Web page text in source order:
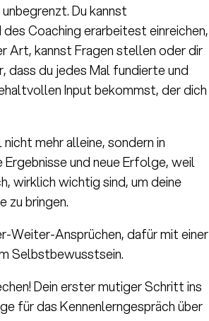
Du kannst
Coaching erarbeitest einreichen,
Art, kannst Fragen stellen oder dir
dass du jedes Mal fundierte und
Input bekommst, der dich
mehr alleine, sondern in
und neue Erfolge, weil
wirklich wichtig sind, um deine
zu bringen.
Weiter-Ansprüchen, dafür mit einer
Selbstbewusstsein.
Dein erster mutiger Schritt ins
für das Kennenlerngespräch über